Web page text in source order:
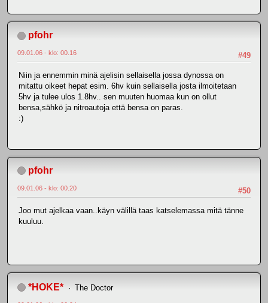
pfohr
#49
09.01.06 - klo: 00.16
Niin ja ennemmin minä ajelisin sellaisella jossa dynossa on
mitattu oikeet hepat esim. 6hv kuin sellaisella josta ilmoitetaan
5hv ja tulee ulos 1.8hv.. sen muuten huomaa kun on ollut
bensa,sähkö ja nitroautoja että bensa on paras.
:)
pfohr
#50
09.01.06 - klo: 00.20
Joo mut ajelkaa vaan..käyn välillä taas katselemassa mitä tänne
kuuluu.
*HOKE* The Doctor